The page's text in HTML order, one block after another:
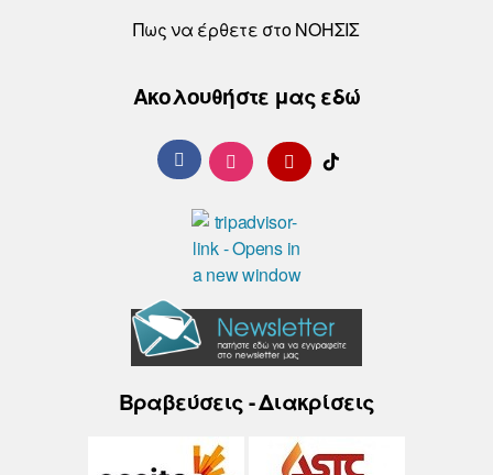
Πως να έρθετε στο ΝΟΗΣΙΣ
Ακολουθήστε μας εδώ
Βραβεύσεις - Διακρίσεις